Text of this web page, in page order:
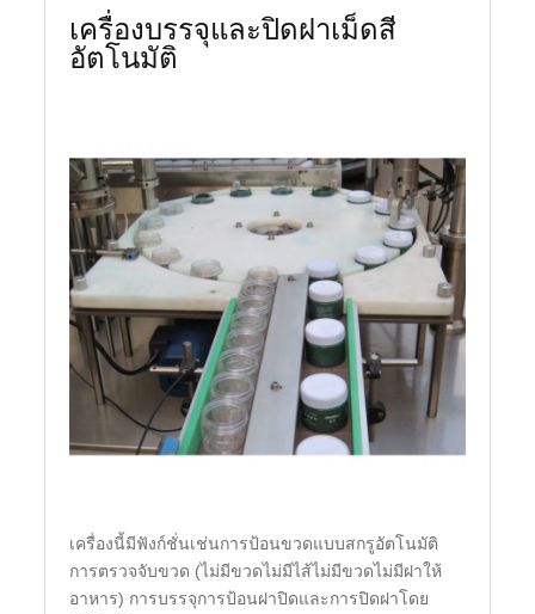
เครื่องบรรจุและปิดฝาเม็ดสี
อัตโนมัติ
เครื่องนี้มีฟังก์ชั่นเช่นการป้อนขวดแบบสกรูอัตโนมัติ
การตรวจจับขวด (ไม่มีขวดไม่มีไส้ไม่มีขวดไม่มีฝาให้
อาหาร) การบรรจุการป้อนฝาปิดและการปิดฝาโดย